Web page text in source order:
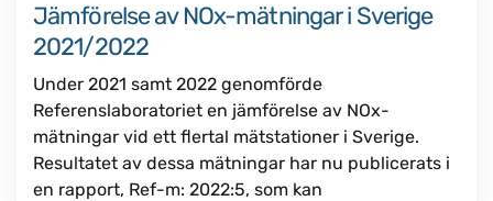
Jämförelse av NOx-mätningar i Sverige
2021/2022
Under 2021 samt 2022 genomförde
Referenslaboratoriet en jämförelse av NOx-
mätningar vid ett flertal mätstationer i Sverige.
Resultatet av dessa mätningar har nu publicerats i
en rapport, Ref-m: 2022:5, som kan